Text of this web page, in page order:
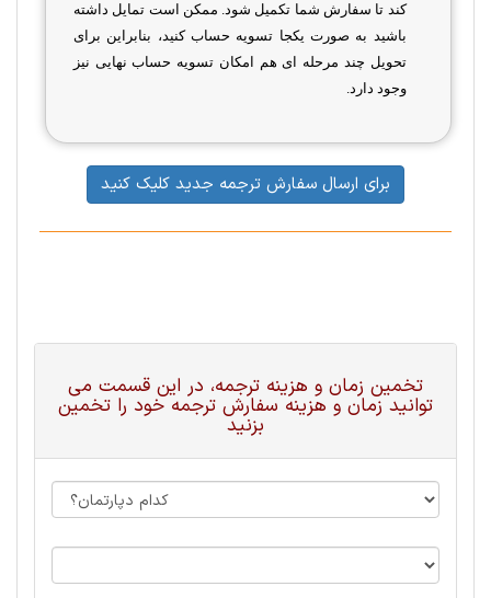
کند تا سفارش شما تکمیل شود. ممکن است تمایل داشته
باشید به صورت یکجا تسویه حساب کنید، بنابراین برای
تحویل چند مرحله ای هم امکان تسویه حساب نهایی نیز
وجود دارد.
برای ارسال سفارش ترجمه جدید کلیک کنید
تخمین زمان و هزینه ترجمه، در این قسمت می
توانید زمان و هزینه سفارش ترجمه خود را تخمین
بزنید